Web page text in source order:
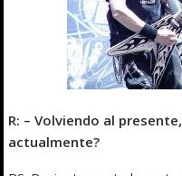
R: – Volviendo al
actualmente?